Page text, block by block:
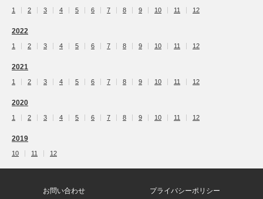
1 2 3 4 5 6 7 8 9 10 11 12
2022
1 2 3 4 5 6 7 8 9 10 11 12
2021
1 2 3 4 5 6 7 8 9 10 11 12
2020
1 2 3 4 5 6 7 8 9 10 11 12
2019
10 11 12
お問い合わせ プライバシーポリシー